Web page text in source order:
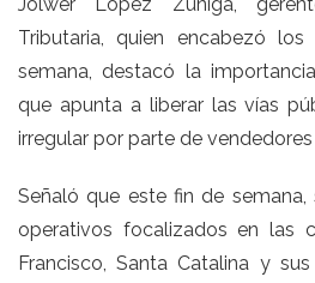
Tributaria, quien encabezó
semana, destacó la
que apunta a liberar las vías
irregular por parte de
Señaló que este fin de
operativos focalizados en las
Francisco, Santa Catalina y